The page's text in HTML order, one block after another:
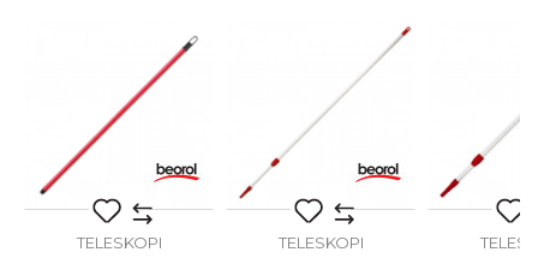
Anti-spam zaštita - izračunajte koliko je 2 + 3 :
POŠALJI
TELESKOPI TELESKOPI